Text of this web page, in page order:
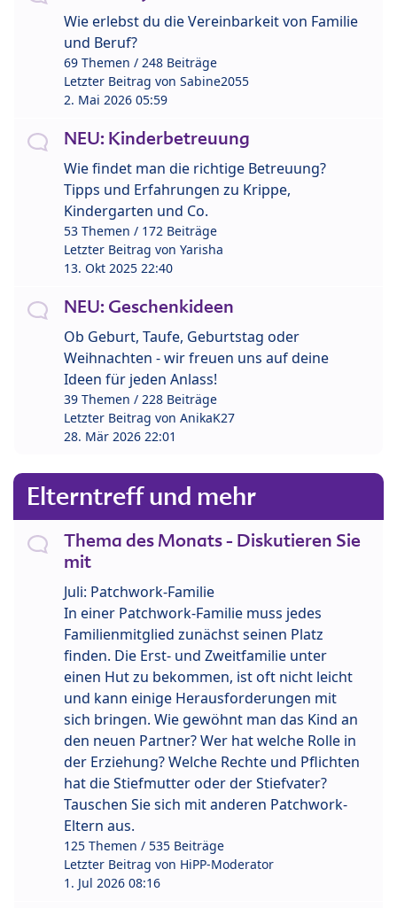
Wie erlebst du die Vereinbarkeit von Familie
und Beruf?
69 Themen / 248 Beiträge
Letzter Beitrag von Sabine2055
2. Mai 2026 05:59
NEU: Kinderbetreuung
Wie findet man die richtige Betreuung?
Tipps und Erfahrungen zu Krippe,
Kindergarten und Co.
53 Themen / 172 Beiträge
Letzter Beitrag von Yarisha
13. Okt 2025 22:40
NEU: Geschenkideen
Ob Geburt, Taufe, Geburtstag oder
Weihnachten - wir freuen uns auf deine
Ideen für jeden Anlass!
39 Themen / 228 Beiträge
Letzter Beitrag von AnikaK27
28. Mär 2026 22:01
Elterntreff und mehr
Thema des Monats - Diskutieren Sie
mit
Juli: Patchwork-Familie
In einer Patchwork-Familie muss jedes
Familienmitglied zunächst seinen Platz
finden. Die Erst- und Zweitfamilie unter
einen Hut zu bekommen, ist oft nicht leicht
und kann einige Herausforderungen mit
sich bringen. Wie gewöhnt man das Kind an
den neuen Partner? Wer hat welche Rolle in
der Erziehung? Welche Rechte und Pflichten
hat die Stiefmutter oder der Stiefvater?
Tauschen Sie sich mit anderen Patchwork-
Eltern aus.
125 Themen / 535 Beiträge
Letzter Beitrag von HiPP-Moderator
1. Jul 2026 08:16